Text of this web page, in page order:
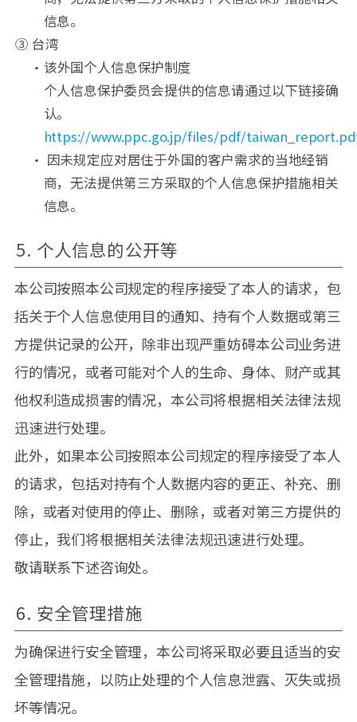
信息。
③ 台湾
•该外国个人信息保护制度
个人信息保护委员会提供的信息请通过以下链接确
认。
https://www.ppc.go.jp/files/pdf/
• 因未规定应对居住于外国的客户需求的当地经销
商，无法提供第三方采取的个人信息保护措施相关
信息。
5. 个人信息的公开等
本公司按照本公司规定的程序接受了本人的请求，包
括关于个人信息使用目的通知、持有个人数据或第三
方提供记录的公开，除非出现严重妨碍本公司业务进
行的情况，或者可能对个人的生命、身体、财产或其
他权利造成损害的情况，本公司将根据相关法律法规
迅速进行处理。
此外，如果本公司按照本公司规定的程序接受了本人
的请求，包括对持有个人数据内容的更正、补充、删
除，或者对使用的停止、删除，或者对第三方提供的
停止，我们将根据相关法律法规迅速进行处理。
敬请联系下述咨询处。
6. 安全管理措施
为确保进行安全管理，本公司将采取必要且适当的安
全管理措施，以防止处理的个人信息泄露、灭失或损
坏等情况。